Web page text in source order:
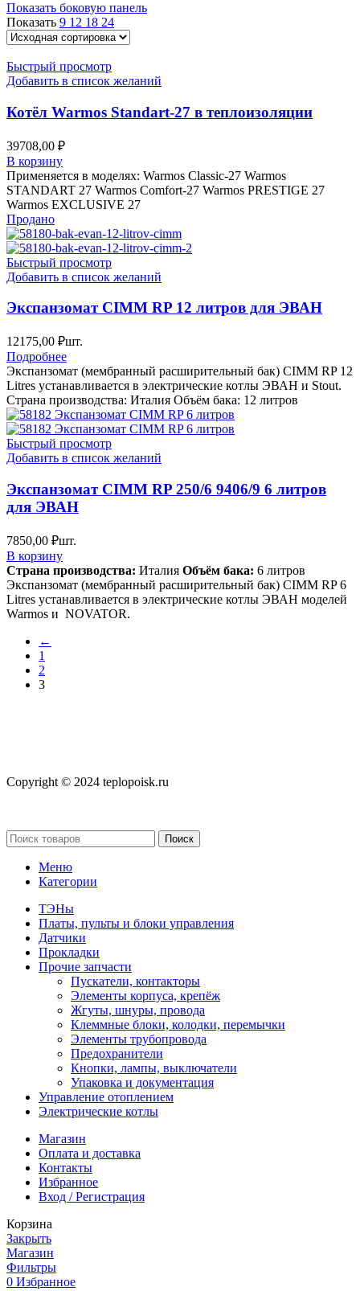
Показать боковую панель
Показать 9 12 18 24
Быстрый просмотр
Добавить в список желаний
Котёл Warmos Standart-27 в теплоизоляции
39708,00 ₽
В корзину
Применяется в моделях: Warmos Classic-27 Warmos
STANDART 27 Warmos Comfort-27 Warmos PRESTIGE 27
Warmos EXCLUSIVE 27
Продано
Быстрый просмотр
Добавить в список желаний
Экспанзомат CIMM RP 12 литров для ЭВАН
12175,00 ₽шт.
Подробнее
Экспанзомат (мембранный расширительный бак) CIMM RP 12
Litres устанавливается в электрические котлы ЭВАН и Stout.
Страна производства: Италия Объём бака: 12 литров
Быстрый просмотр
Добавить в список желаний
Экспанзомат CIMM RP 250/6 9406/9 6 литров
для ЭВАН
7850,00 ₽шт.
В корзину
Страна производства: Италия Объём бака: 6 литров
Экспанзомат (мембранный расширительный бак) CIMM RP 6
Litres устанавливается в электрические котлы ЭВАН моделей
Warmos и NOVATOR.
←
1
2
3
Copyright © 2024 teplopoisk.ru
Поиск
Меню
Категории
ТЭНы
Платы, пульты и блоки управления
Датчики
Прокладки
Прочие запчасти
Пускатели, контакторы
Элементы корпуса, крепёж
Жгуты, шнуры, провода
Клеммные блоки, колодки, перемычки
Элементы трубопровода
Предохранители
Кнопки, лампы, выключатели
Упаковка и документация
Управление отоплением
Электрические котлы
Магазин
Оплата и доставка
Контакты
Избранное
Вход / Регистрация
Корзина
Закрыть
Магазин
Фильтры
0 Избранное